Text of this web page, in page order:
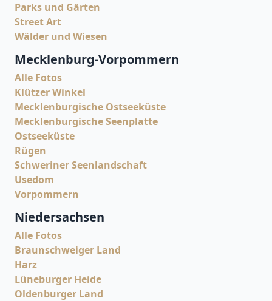
Parks und Gärten
Street Art
Wälder und Wiesen
Mecklenburg-Vorpommern
Alle Fotos
Klützer Winkel
Mecklenburgische Ostseeküste
Mecklenburgische Seenplatte
Ostseeküste
Rügen
Schweriner Seenlandschaft
Usedom
Vorpommern
Niedersachsen
Alle Fotos
Braunschweiger Land
Harz
Lüneburger Heide
Oldenburger Land